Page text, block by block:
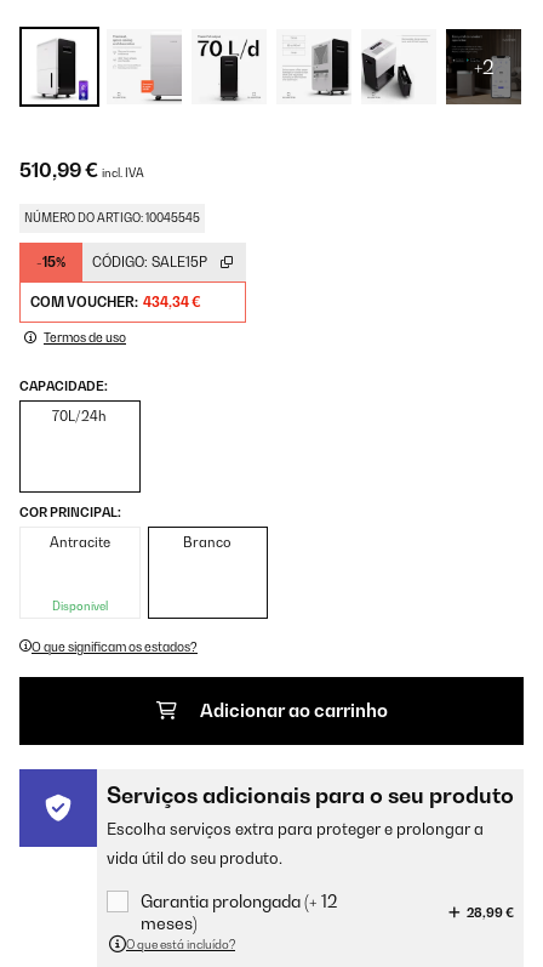
+2
510,99 € incl. IVA
NÚMERO DO ARTIGO: 10045545
-15% CÓDIGO: SALE15P
COM VOUCHER: 434,34 €
Termos de uso
CAPACIDADE:
70L/24h
COR PRINCIPAL:
Antracite
Disponível
Branco
O que significam os estados?
Adicionar ao carrinho
Serviços adicionais para o seu produto
Escolha serviços extra para proteger e prolongar a
vida útil do seu produto.
Garantia prolongada (+ 12
meses)
28,99 €
O que está incluído?